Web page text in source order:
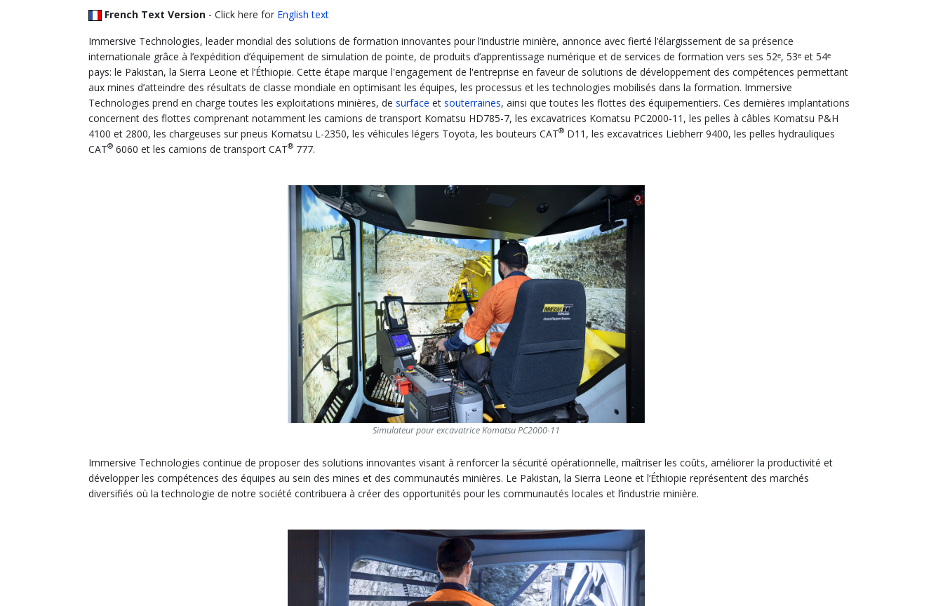
French Text Version - Click here for English text
Immersive Technologies, leader mondial des solutions de formation innovantes pour l’industrie minière, annonce avec fierté l’élargissement de sa présence
internationale grâce à l’expédition d’équipement de simulation de pointe, de produits d’apprentissage numérique et de services de formation vers ses 52ᵉ, 53ᵉ et 54ᵉ
pays: le Pakistan, la Sierra Leone et l’Éthiopie. Cette étape marque l'engagement de l'entreprise en faveur de solutions de développement des compétences permettant
aux mines d’atteindre des résultats de classe mondiale en optimisant les équipes, les processus et les technologies mobilisés dans la formation. Immersive
Technologies prend en charge toutes les exploitations minières, de surface et souterraines, ainsi que toutes les flottes des équipementiers. Ces dernières implantations
concernent des flottes comprenant notamment les camions de transport Komatsu HD785-7, les excavatrices Komatsu PC2000-11, les pelles à câbles Komatsu P&H
4100 et 2800, les chargeuses sur pneus Komatsu L-2350, les véhicules légers Toyota, les bouteurs CAT® D11, les excavatrices Liebherr 9400, les pelles hydrauliques
CAT® 6060 et les camions de transport CAT® 777.
Simulateur pour excavatrice Komatsu PC2000-11
Immersive Technologies continue de proposer des solutions innovantes visant à renforcer la sécurité opérationnelle, maîtriser les coûts, améliorer la productivité et
développer les compétences des équipes au sein des mines et des communautés minières. Le Pakistan, la Sierra Leone et l’Éthiopie représentent des marchés
diversifiés où la technologie de notre société contribuera à créer des opportunités pour les communautés locales et l’industrie minière.